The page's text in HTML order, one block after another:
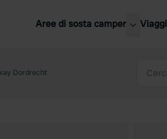
Aree di sosta camper Viaggi
Dordrecht